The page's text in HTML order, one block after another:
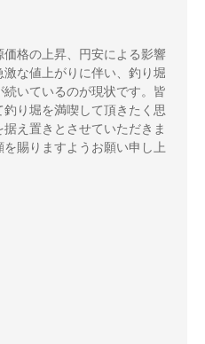
格の上昇、円安による影響
な値上がりに伴い、釣り堀
いているのが現状です。皆
り堀を満喫して頂きたく思
え置きとさせていただきま
賜りますようお願い申し上